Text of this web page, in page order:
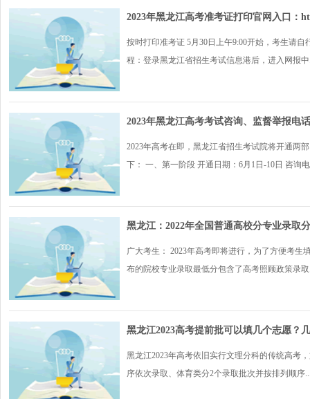
2023年黑龙江高考准考证打印官网入口：
按时打印准考证 5月30日上午9:00开始，考生请
程：登录黑龙江省招生考试信息港后，进入网报
2023年黑龙江高考考试咨询、监督举报电话
2023年高考在即，黑龙江省招生考试院将开通两
下： 一、第一阶段 开通日期：6月1日-10日 咨询
黑龙江：2022年全国普通高校分专业录取
广大考生： 2023年高考即将进行，为了方便考生
布的院校专业录取最低分包含了高考照顾政策录
黑龙江2023高考提前批可以填几个志愿？
黑龙江2023年高考依旧实行文理分科的传统高考
序依次录取、体育类分2个录取批次并按排列顺序